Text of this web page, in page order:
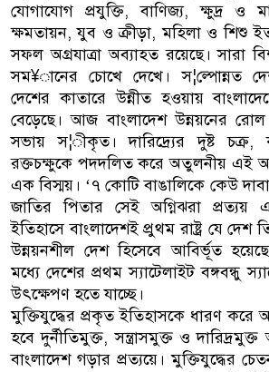
যোগাযোগ প্রযুক্তি, বাণিজ্য, ক্ষুদ্র ও
ক্ষমতায়ন, যুব ও ক্রীড়া, মহিলা ও শিশু
সফল অগ্রযাত্রা অব্যাহত রয়েছে। সারা
সম¥ানের চোখে দেখে। স¦ল্পোন্নত
দেশের কাতারে উন্নীত হওয়ায়
বেড়েছে। আজ বাংলাদেশ উন্নয়নের রোল
সভায় স¦ীকৃত। দারিদ্র্যের দুষ্ট চক্র,
রক্তচক্ষুকে পদদলিত করে অতুলনীয় এই
এক বিস্ময়। ‘৭ কোটি বাঙালিকে কেউ
জাতির পিতার সেই অগ্নিঝরা প্রত্যয়
ইতিহাসে বাংলাদেশই প্রুথম রাষ্ট্র যে
উন্নয়নশীল দেশ হিসেবে আবির্ভূত
মধ্যে দেশের প্রথম স্যাটেলাইট বঙ্গবন্ধু
উৎক্ষেপণ হতে যাচ্ছে।
মুক্তিযুদ্ধের প্রকৃত ইতিহাসকে ধারণ করে
হবে দুর্নীতিমুক্ত, সন্ত্রাসমুক্ত ও
বাংলাদেশ গড়ার প্রত্যয়ে। মুক্তিযুদ্ধের